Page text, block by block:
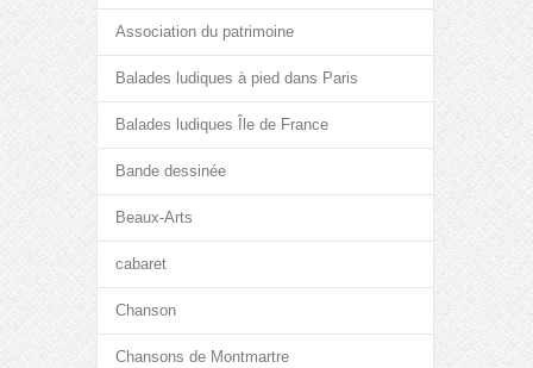
Association du patrimoine
Balades ludiques à pied dans Paris
Balades ludiques Île de France
Bande dessinée
Beaux-Arts
cabaret
Chanson
Chansons de Montmartre